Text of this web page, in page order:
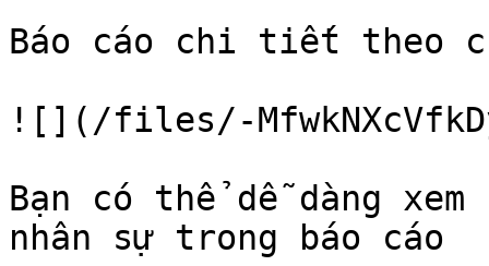
Báo cáo chi tiết theo
![](/files/-
Bạn có thể dễ dàng
nhân sự trong báo cáo